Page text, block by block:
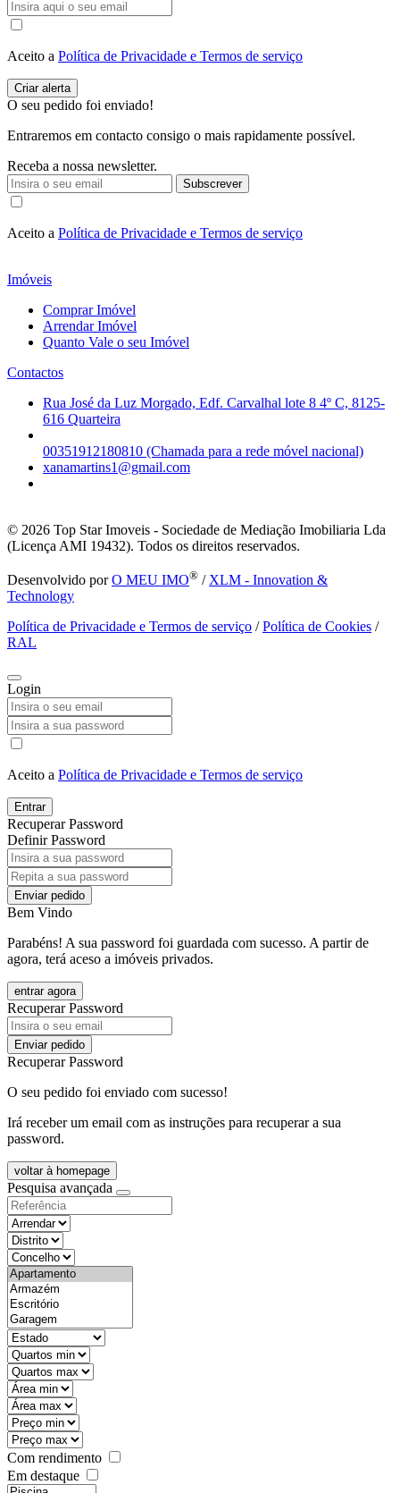
Aceito a Política de Privacidade e Termos de serviço
O seu pedido foi enviado!
Entraremos em contacto consigo o mais rapidamente possível.
Receba a nossa newsletter.
Subscrever
Aceito a Política de Privacidade e Termos de serviço
Imóveis
Comprar Imóvel
Arrendar Imóvel
Quanto Vale o seu Imóvel
Contactos
Rua José da Luz Morgado, Edf. Carvalhal lote 8 4º C, 8125-
616 Quarteira
00351912180810 (Chamada para a rede móvel nacional)
xanamartins1@gmail.com
© 2026 Top Star Imoveis - Sociedade de Mediação Imobiliaria Lda
(Licença AMI 19432). Todos os direitos reservados.
Desenvolvido porO MEU IMO® / XLM - Innovation &
Technology
Política de Privacidade e Termos de serviço /Política de Cookies /
RAL
Login
Aceito a Política de Privacidade e Termos de serviço
Entrar
Recuperar Password
Definir Password
Enviar pedido
Bem Vindo
Parabéns! A sua password foi guardada com sucesso. A partir de
agora, terá aceso a imóveis privados.
entrar agora
Recuperar Password
Enviar pedido
Recuperar Password
O seu pedido foi enviado com sucesso!
Irá receber um email com as instruções para recuperar a sua
password.
voltar à homepage
Pesquisa avançada
objective
districtId
countyId
types
state
mintypo
maxtypo
minarea
maxarea
minprice
maxprice
Com rendimento
Em destaque